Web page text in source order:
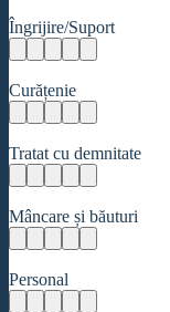
Îngrijire/Suport
Curățenie
Tratat cu demnitate
Mâncare și băuturi
Personal